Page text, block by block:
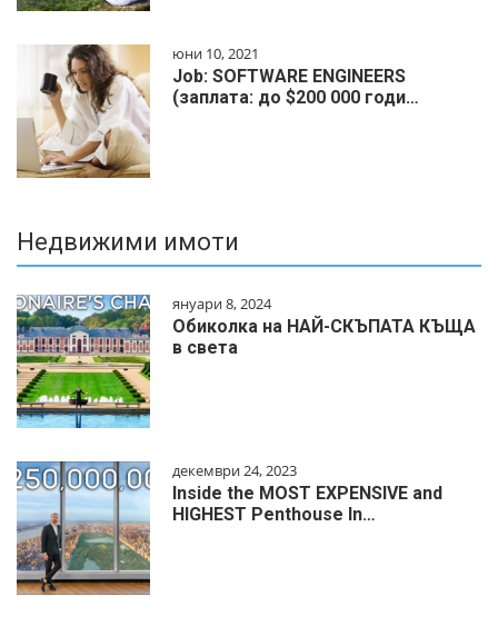
юни 10, 2021
Job: SOFTWARE ENGINEERS
(заплата: до $200 000 годи…
Недвижими имоти
януари 8, 2024
Обиколка на НАЙ-СКЪПАТА КЪЩА
в света
декември 24, 2023
Inside the MOST EXPENSIVE and
HIGHEST Penthouse In…